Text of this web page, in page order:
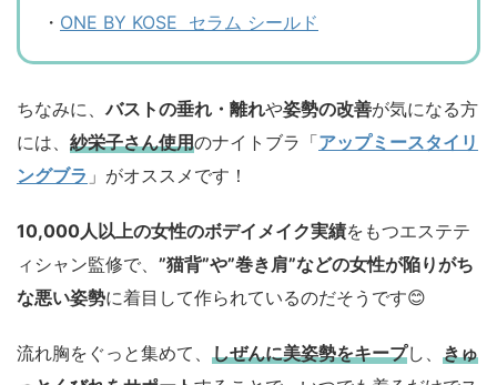
・ ONE BY KOSE セラム シールド
ちなみに、バストの垂れ・離れや姿勢の改善が気になる方
には、 紗栄子さん使用のナイトブラ「アップミースタイリ
ングブラ 」がオススメです！
10,000人以上の女性のボデイメイク実績をもつエステテ
ィシャン監修で、 ”猫背”や”巻き肩”などの女性が陥りがち
な悪い姿勢に着目して作られているのだそうです😊
流れ胸をぐっと集めて、 しぜんに美姿勢をキープし、 きゅ